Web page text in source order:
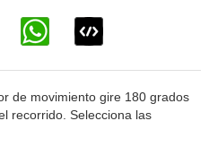
de movimiento gire 180 grados
recorrido. Selecciona las